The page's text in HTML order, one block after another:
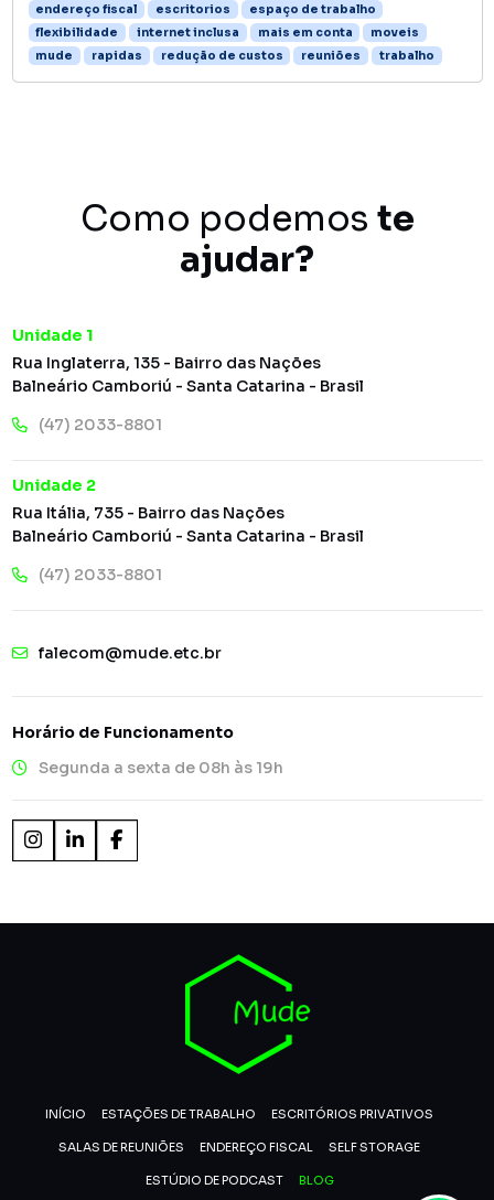
endereço fiscal
escritorios
espaço de trabalho
flexibilidade
internet inclusa mais em conta
moveis
mude
rapidas redução de custos reuniões trabalho
Como podemos te
ajudar?
Unidade 1
Rua Inglaterra, 135 - Bairro das Nações
Balneário Camboriú - Santa Catarina - Brasil
(47) 2033-8801
Unidade 2
Rua Itália, 735 - Bairro das Nações
Balneário Camboriú - Santa Catarina - Brasil
(47) 2033-8801
falecom@mude.etc.br
Horário de Funcionamento
Segunda a sexta de 08h às 19h
INÍCIO ESTAÇÕES DE TRABALHO ESCRITÓRIOS PRIVATIVOS
SALAS DE REUNIÕES ENDEREÇO FISCAL SELF STORAGE
ESTÚDIO DE PODCAST BLOG